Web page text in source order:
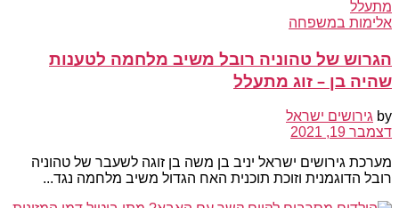
אלימות במשפחה
הגרוש של טהוניה רובל משיב מלחמה לטענות
שהיה בן – זוג מתעלל
by גירושים ישראל
דצמבר 19, 2021
מערכת גירושים ישראל יניב בן משה בן זוגה לשעבר של טהוניה
רובל הדוגמנית וזוכת תוכנית האח הגדול משיב מלחמה נגד...